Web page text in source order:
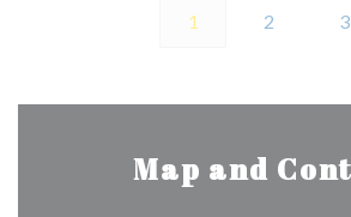
1 2 3
Map and